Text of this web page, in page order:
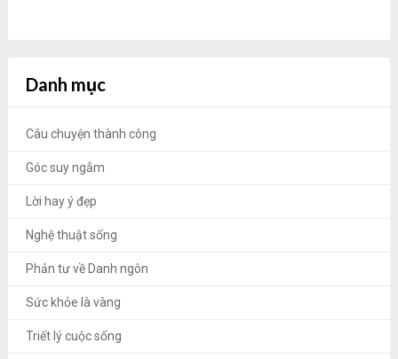
Danh mục
Câu chuyện thành công
Góc suy ngẫm
Lời hay ý đẹp
Nghệ thuật sống
Phản tư về Danh ngôn
Sức khỏe là vàng
Triết lý cuộc sống